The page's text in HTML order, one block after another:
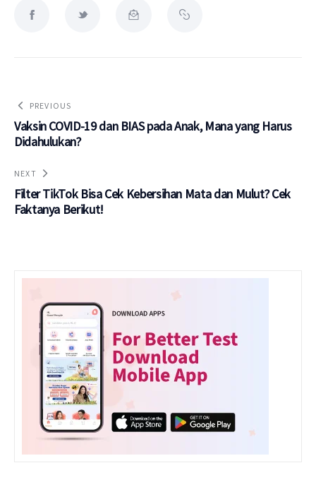
PREVIOUS
Vaksin COVID-19 dan BIAS pada Anak, Mana yang Harus
Didahulukan?
NEXT
Filter TikTok Bisa Cek Kebersihan Mata dan Mulut? Cek
Faktanya Berikut!